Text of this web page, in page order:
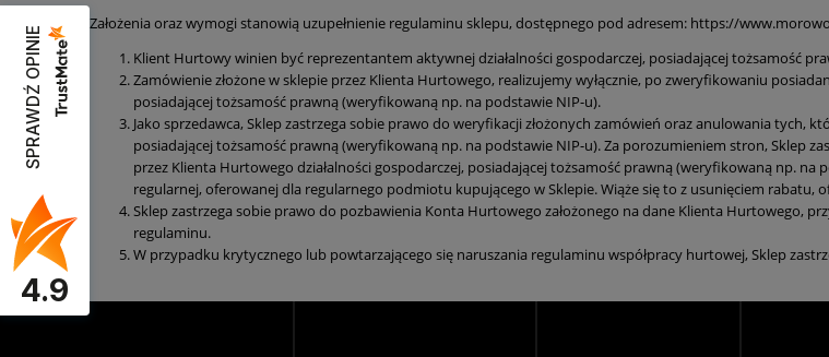
Założenia oraz wymogi stanowią uzupełnienie regulaminu sklepu, dostępnego pod adresem: https://
Klient Hurtowy winien być reprezentantem aktywnej działalności gospodarczej, posiadającej tożsamość
Zamówienie złożone w sklepie przez Klienta Hurtowego, realizujemy wyłącznie, po zweryfikowaniu
posiadającej tożsamość prawną (weryfikowaną np. na podstawie NIP-u).
Jako sprzedawca, Sklep zastrzega sobie prawo do weryfikacji złożonych zamówień oraz anulowania tych,
posiadającej tożsamość prawną (weryfikowaną np. na podstawie NIP-u). Za porozumieniem stron, Sklep
przez Klienta Hurtowego działalności gospodarczej, posiadającej tożsamość prawną (weryfikowaną np.
regularnej, oferowanej dla regularnego podmiotu kupującego w Sklepie. Wiąże się to z usunięciem rabatu,
Sklep zastrzega sobie prawo do pozbawienia Konta Hurtowego założonego na dane Klienta Hurtowego,
regulaminu.
W przypadku krytycznego lub powtarzającego się naruszania regulaminu współpracy hurtowej, Sklep
SPRAWDŹ OPINIE
4.9